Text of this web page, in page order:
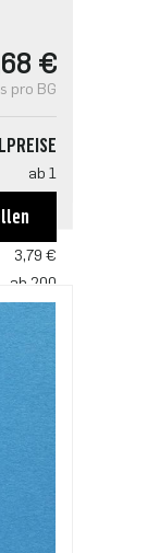
€
pro BG
ab 1
ab 100
3,79 €
ab 200
ab 500
3,16 €
2,52 €